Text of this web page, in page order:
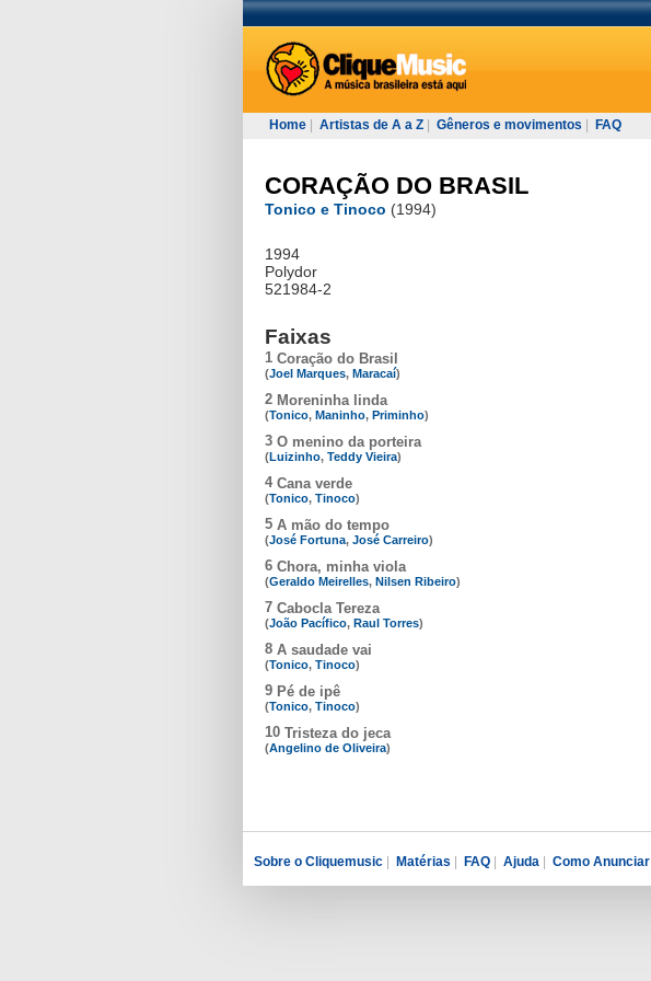
Home Artistas de A a Z Gêneros e movimentos FAQ
CORAÇÃO DO BRASIL
Tonico e Tinoco (1994)
1994
Polydor
521984-2
Faixas
1 Coração do Brasil
(Joel Marques, Maracaí)
2 Moreninha linda
(Tonico, Maninho, Priminho)
3 O menino da porteira
(Luizinho, Teddy Vieira)
4 Cana verde
(Tonico, Tinoco)
5 A mão do tempo
(José Fortuna, José Carreiro)
6 Chora, minha viola
(Geraldo Meirelles, Nilsen Ribeiro)
7 Cabocla Tereza
(João Pacífico, Raul Torres)
8 A saudade vai
(Tonico, Tinoco)
9 Pé de ipê
(Tonico, Tinoco)
10 Tristeza do jeca
(Angelino de Oliveira)
Sobre o Cliquemusic Matérias FAQ Ajuda Como Anunciar